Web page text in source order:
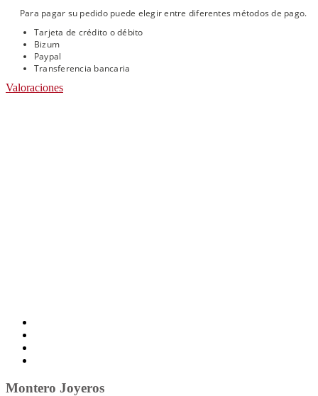
Para pagar su pedido puede elegir entre diferentes métodos de pago.
Tarjeta de crédito o débito
Bizum
Paypal
Transferencia bancaria
Valoraciones
Montero Joyeros